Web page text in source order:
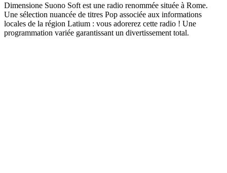
Dimensione Suono Soft est une radio renommée située à Rome.
Une sélection nuancée de titres Pop associée aux informations
locales de la région Latium : vous adorerez cette radio ! Une
programmation variée garantissant un divertissement total.